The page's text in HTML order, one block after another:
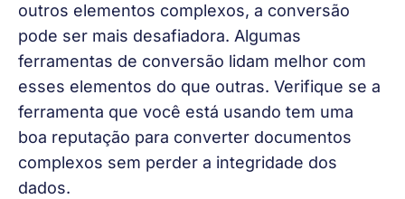
outros elementos complexos, a conversão
pode ser mais desafiadora. Algumas
ferramentas de conversão lidam melhor com
esses elementos do que outras. Verifique se a
ferramenta que você está usando tem uma
boa reputação para converter documentos
complexos sem perder a integridade dos
dados.